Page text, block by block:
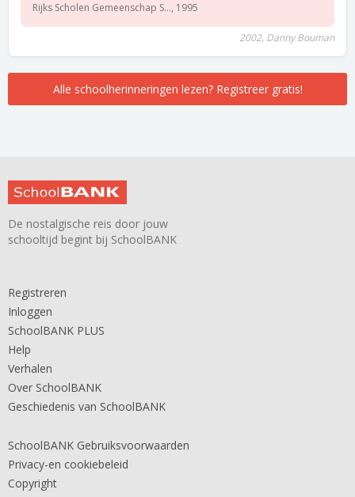
Rijks Scholen Gemeenschap S..., 1995
2002, Danny Bouman
Alle schoolherinneringen lezen? Registreer gratis!
De nostalgische reis door jouw
schooltijd begint bij SchoolBANK
Registreren
Inloggen
SchoolBANK PLUS
Help
Verhalen
Over SchoolBANK
Geschiedenis van SchoolBANK
SchoolBANK Gebruiksvoorwaarden
Privacy-en cookiebeleid
Copyright